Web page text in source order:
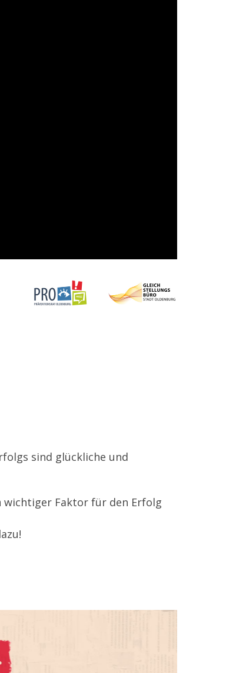
sind glückliche und
wichtiger Faktor für den Erfolg